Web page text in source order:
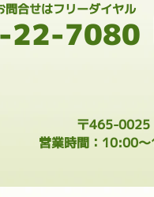
22-7080
合せはフリーダイヤル
〒465-0025
営業時間：10:00